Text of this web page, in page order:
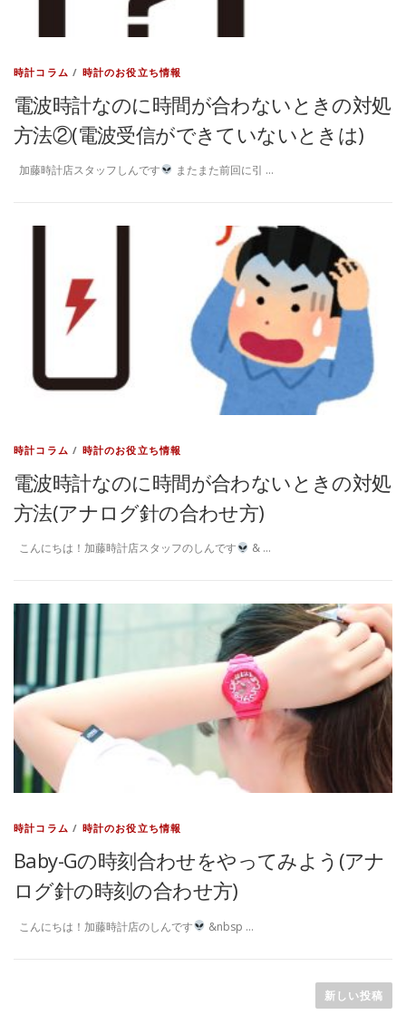
時計コラム / 時計のお役立ち情報
電波時計なのに時間が合わないときの対処
方法②(電波受信ができていないときは)
加藤時計店スタッフしんです またまた前回に引 …
時計コラム / 時計のお役立ち情報
電波時計なのに時間が合わないときの対処
方法(アナログ針の合わせ方)
こんにちは！加藤時計店スタッフのしんです & …
時計コラム / 時計のお役立ち情報
Baby-Gの時刻合わせをやってみよう(アナ
ログ針の時刻の合わせ方)
こんにちは！加藤時計店のしんです &nbsp …
新しい投稿